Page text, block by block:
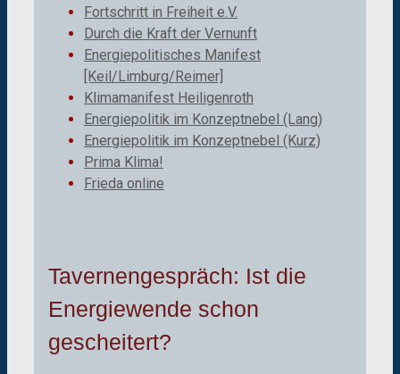
Fortschritt in Freiheit e.V.
Durch die Kraft der Vernunft
Energiepolitisches Manifest
[Keil/Limburg/Reimer]
Klimamanifest Heiligenroth
Energiepolitik im Konzeptnebel (Lang)
Energiepolitik im Konzeptnebel (Kurz)
Prima Klima!
Frieda online
Tavernengespräch: Ist die
Energiewende schon
gescheitert?